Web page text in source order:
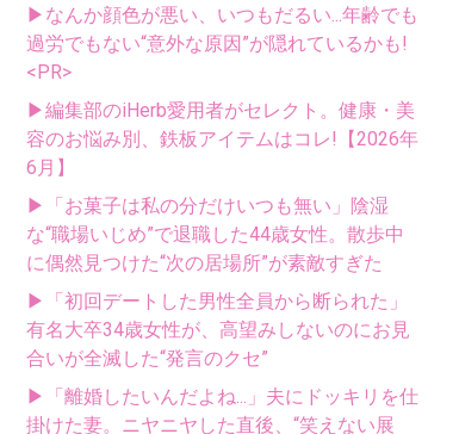
▶なんか顔色が悪い、いつもだるい...年齢でも
過労でもない“意外な原因”が隠れているかも!
<PR>
▶編集部のiHerb愛用者がセレクト。健康・美
容のお悩み別、鉄板アイテムはコレ!【2026年
6月】
▶「お菓子は私の分だけいつも無い」陰湿
な“職場いじめ”で退職した44歳女性。散歩中
に偶然見つけた“次の居場所”が素敵すぎた
▶「初回デートした男性全員から断られた」
有名大卒34歳女性が、高望みしないのにお見
合いが全滅した“発言のクセ”
▶「離婚したいんだよね...」夫にドッキリを仕
掛けた妻。ニヤニヤした直後、“笑えない展